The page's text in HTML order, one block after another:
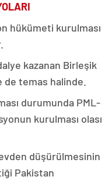
hükümeti kurulması
kazanan Birleşik
de temas halinde.
durumunda PML-
kurulması olası
düşürülmesinin
Pakistan